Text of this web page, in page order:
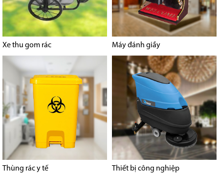
Xe thu gom rác Máy đánh giầy
Thùng rác y tế Thiết bị công nghiệp